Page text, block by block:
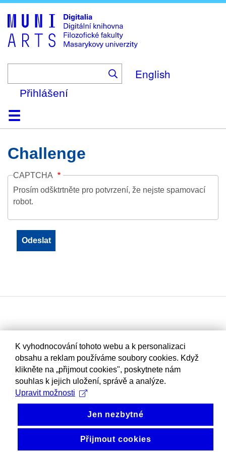
to
main
content
English
Přihlášení
DomůKolekce
Prohlížení
Vyhledávání
O platformě
Nápověda
KontaktDigitalia
Challenge
CAPTCHA
Prosím odšktrtněte pro potvrzení, že nejste spamovací
robot.
K vyhodnocování tohoto webu a k personalizaci
obsahu a reklam používáme soubory cookies. Když
klikněte na „přijmout cookies", poskytnete nám
souhlas k jejich uložení, správě a analýze.
Upravit možnosti
Jen nezbytné
Přijmout cookies